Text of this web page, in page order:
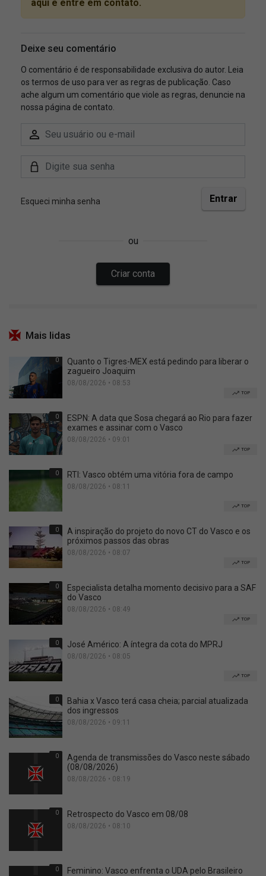
Mais lidas
0
Quanto o Tigres-MEX está pedindo para liberar o
zagueiro Joaquim
08/08/2026 • 08:53
TOP
0
ESPN: A data que Sosa chegará ao Rio para fazer
exames e assinar com o Vasco
08/08/2026 • 09:01
TOP
0 RTI: Vasco obtém uma vitória fora de campo
08/08/2026 • 08:11
TOP
0
A inspiração do projeto do novo CT do Vasco e os
próximos passos das obras
08/08/2026 • 08:07
TOP
0
Especialista detalha momento decisivo para a SAF
do Vasco
08/08/2026 • 08:49
TOP
0 José Américo: A íntegra da cota do MPRJ
08/08/2026 • 08:05
TOP
0
Bahia x Vasco terá casa cheia; parcial atualizada
dos ingressos
08/08/2026 • 09:11
0
Agenda de transmissões do Vasco neste sábado
(08/08/2026)
08/08/2026 • 08:19
0 Retrospecto do Vasco em 08/08
08/08/2026 • 08:10
0
Feminino: Vasco enfrenta o UDA pelo Brasileiro